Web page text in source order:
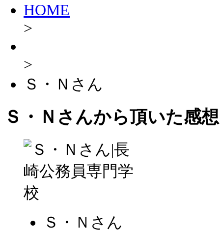
HOME
>
>
Ｓ・Ｎさん
Ｓ・Ｎさんから頂いた感想
Ｓ・Ｎさん